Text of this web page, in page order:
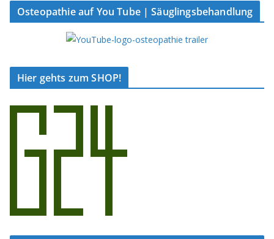
Osteopathie auf You Tube | Säuglingsbehandlung
Hier gehts zum SHOP!